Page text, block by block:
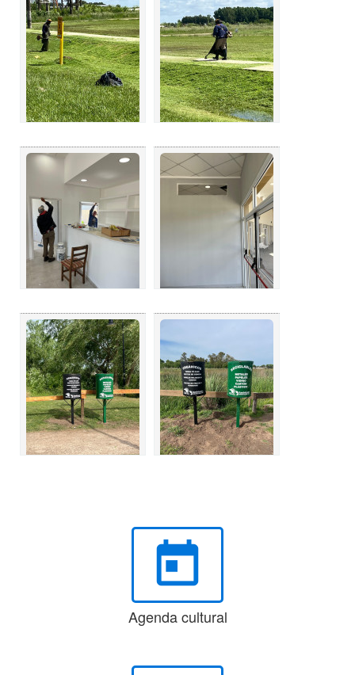
today
Agenda cultural